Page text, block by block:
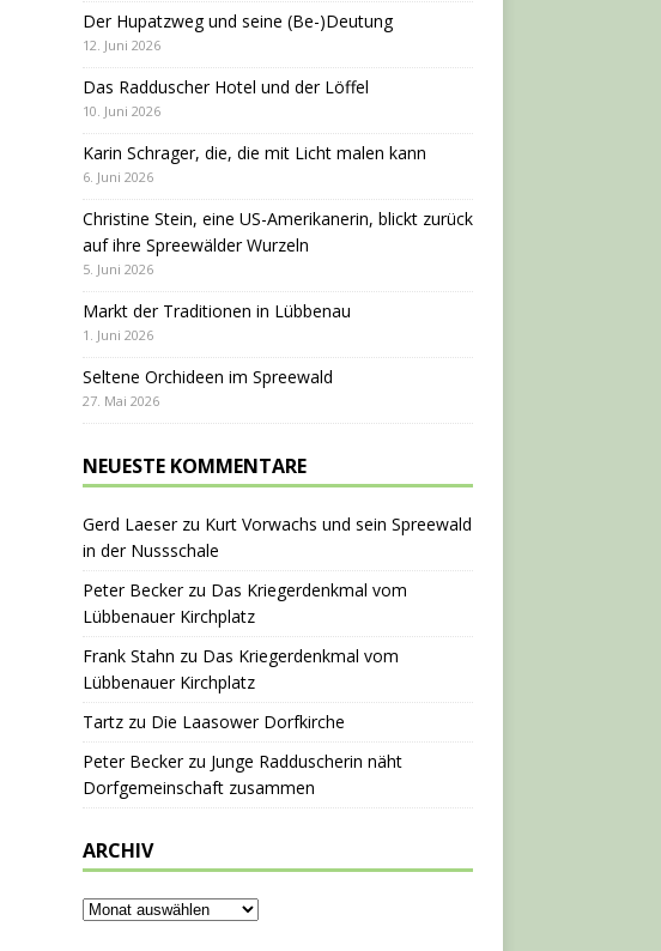
Der Hupatzweg und seine (Be-)Deutung
12. Juni 2026
Das Radduscher Hotel und der Löffel
10. Juni 2026
Karin Schrager, die, die mit Licht malen kann
6. Juni 2026
Christine Stein, eine US-Amerikanerin, blickt zurück
auf ihre Spreewälder Wurzeln
5. Juni 2026
Markt der Traditionen in Lübbenau
1. Juni 2026
Seltene Orchideen im Spreewald
27. Mai 2026
NEUESTE KOMMENTARE
Gerd Laeserzu Kurt Vorwachs und sein Spreewald
in der Nussschale
Peter Beckerzu Das Kriegerdenkmal vom
Lübbenauer Kirchplatz
Frank Stahn zu Das Kriegerdenkmal vom
Lübbenauer Kirchplatz
Tartzzu Die Laasower Dorfkirche
Peter Beckerzu Junge Radduscherin näht
Dorfgemeinschaft zusammen
ARCHIV